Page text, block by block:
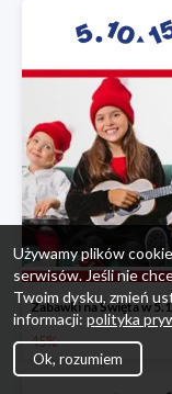
45%
Używamy plików
serwisów. Jeśli nie
Twoim dysku, zmień
informacji: polityka
Ok, rozumiem